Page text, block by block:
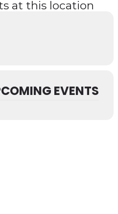
at this location
EVENTS